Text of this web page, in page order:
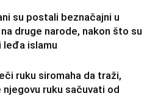
su postali beznačajni u
druge narode, nakon što su
leđa islamu
ruku siromaha da traži,
njegovu ruku sačuvati od